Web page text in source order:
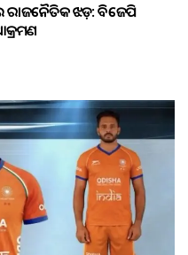
ରାଜନୈତିକ ଝଡ଼: ବିଜେପି